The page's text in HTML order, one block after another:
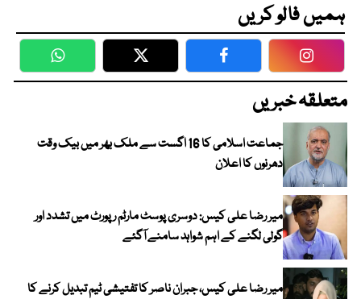
ہمیں فالو کریں
WhatsApp Twitter Facebook
متعلقہ خبریں
جماعت اسلامی کا 16 اگست سے ملک بھر میں بیک وقت
دھرنوں کا اعلان
میر رضا علی کیس: دوسری پوسٹ مارٹم رپورٹ میں تشدد اور
گولی لگنے کے اہم شواہد سامنے آگئے
میر رضا علی کیس، جبران ناصر کا تفتیشی ٹیم تبدیل کرنے کا